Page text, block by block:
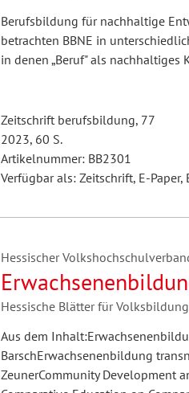
Berufsbildung für nachhaltige
betrachten BBNE in
in denen „Beruf" als
Zeitschrift berufsbildung, 77
2023, 60 S.
Artikelnummer: BB2301
Verfügbar als: Zeitschrift, E-Paper,
Hessischer
Hessische Blätter für
Aus dem
BarschErwachsenenbildung
ZeunerCommunity Development